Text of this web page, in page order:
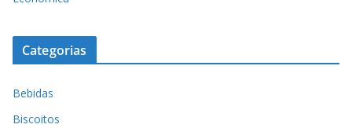
Categorias
Bebidas
Biscoitos